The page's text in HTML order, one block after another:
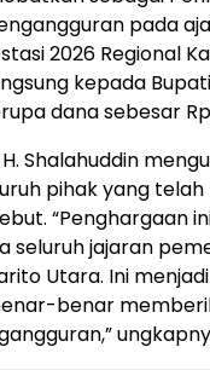
pada
2026 Regional
kepada Bupati
dana sebesar
Shalahuddin
pihak yang telah
“Penghargaan
seluruh jajaran
Utara. Ini
benar